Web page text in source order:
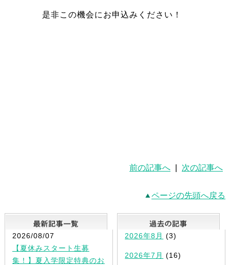
是非この機会にお申込みください！
前の記事へ 次の記事へ
ページの先頭へ戻る
最新記事一覧
2026/08/07
【夏休みスタート生募
集！】夏入学限定特典のお
2026年8月 (3)
2026年7月 (16)